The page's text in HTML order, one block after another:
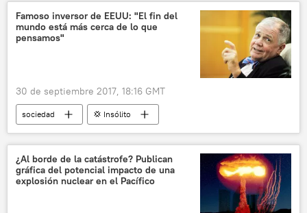
Cuba
EEUU
Donald Trump
Síndrome de La Habana
Famoso inversor de EEUU: "El fin del
mundo está más cerca de lo que
pensamos"
30 de septiembre 2017, 18:16 GMT
sociedad
💢 Insólito
💬 Opinión y Análisis
Economía
EEUU
Jim Rogers
Donald Trump
apocalipsis
fin del mundo noticias
¿Al borde de la catástrofe? Publican
gráfica del potencial impacto de una
explosión nuclear en el Pacífico